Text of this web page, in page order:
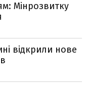
Мінрозвитку
відкрили нове